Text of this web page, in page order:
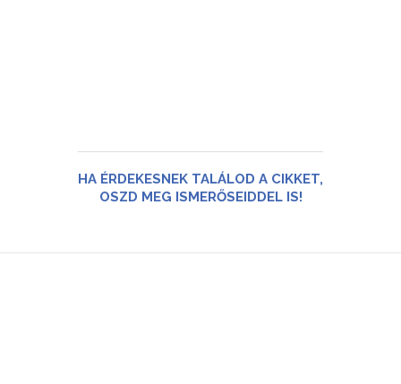
HA ÉRDEKESNEK TALÁLOD A CIKKET,
OSZD MEG ISMERŐSEIDDEL IS!